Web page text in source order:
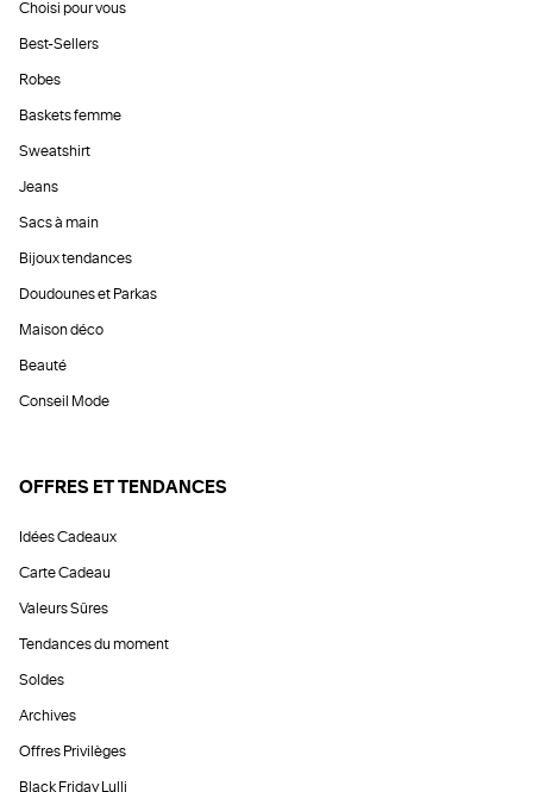
Choisi pour vous
Best-Sellers
Robes
Baskets femme
Sweatshirt
Jeans
Sacs à main
Bijoux tendances
Doudounes et Parkas
Maison déco
Beauté
Conseil Mode
OFFRES ET TENDANCES
Idées Cadeaux
Carte Cadeau
Valeurs Sûres
Tendances du moment
Soldes
Archives
Offres Privilèges
Black Friday Lulli